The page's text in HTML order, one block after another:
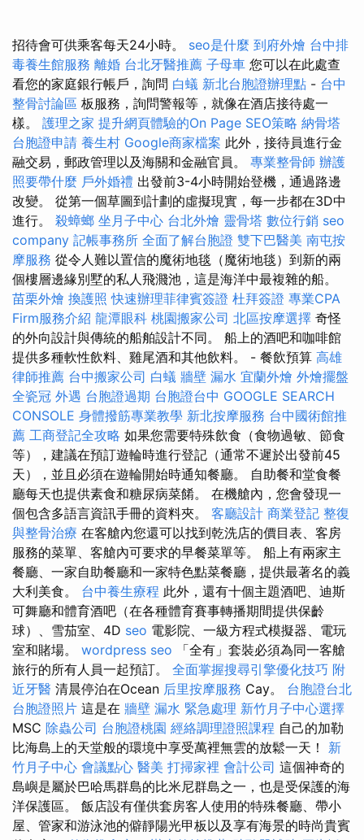
招待會可供乘客每天24小時。 seo是什麼 到府外燴 台中排
毒養生館服務 離婚 台北牙醫推薦 子母車 您可以在此處查
看您的家庭銀行帳戶，詢問 白蟻 新北台胞證辦理點 - 台中
整骨討論區 板服務，詢問警報等，就像在酒店接待處一
樣。 護理之家 提升網頁體驗的On Page SEO策略 納骨塔
台胞證申請 養生村 Google商家檔案 此外，接待員進行金
融交易，郵政管理以及海關和金融官員。 專業整骨師 辦護
照要帶什麼 戶外婚禮 出發前3-4小時開始登機，通過路邊
改變。 從第一個草圖到計劃的虛擬現實，每一步都在3D中
進行。 殺蟑螂 坐月子中心 台北外燴 靈骨塔 數位行銷 seo
company 記帳事務所 全面了解台胞證 雙下巴醫美 南屯按
摩服務 從令人難以置信的魔術地毯（魔術地毯）到新的兩
個樓層邊緣別墅的私人飛濺池，這是海洋中最複雜的船。
苗栗外燴 換護照 快速辦理菲律賓簽證 杜拜簽證 專業CPA
Firm服務介紹 龍潭眼科 桃園搬家公司 北區按摩選擇 奇怪
的外向設計與傳統的船舶設計不同。 船上的酒吧和咖啡館
提供多種軟性飲料、雞尾酒和其他飲料。 - 餐飲預算 高雄
律師推薦 台中搬家公司 白蟻 牆壁 漏水 宜蘭外燴 外燴擺盤
全瓷冠 外遇 台胞證過期 台胞證台中 GOOGLE SEARCH
CONSOLE 身體撥筋專業教學 新北按摩服務 台中國術館推
薦 工商登記全攻略 如果您需要特殊飲食（食物過敏、節食
等），建議在預訂遊輪時進行登記（通常不遲於出發前45
天），並且必須在遊輪開始時通知餐廳。 自助餐和堂食餐
廳每天也提供素食和糖尿病菜餚。 在機艙內，您會發現一
個包含多語言資訊手冊的資料夾。 客廳設計 商業登記 整復
與整骨治療 在客艙內您還可以找到乾洗店的價目表、客房
服務的菜單、客艙內可要求的早餐菜單等。 船上有兩家主
餐廳、一家自助餐廳和一家特色點菜餐廳，提供最著名的義
大利美食。 台中養生療程 此外，還有十個主題酒吧、迪斯
可舞廳和體育酒吧（在各種體育賽事轉播期間提供保齡
球）、雪茄室、4D seo 電影院、一級方程式模擬器、電玩
室和賭場。 wordpress seo 「全有」套裝必須為同一客艙
旅行的所有人員一起預訂。 全面掌握搜尋引擎優化技巧 附
近牙醫 清晨停泊在Ocean 后里按摩服務 Cay。 台胞證台北
台胞證照片 這是在 牆壁 漏水 緊急處理 新竹月子中心選擇
MSC 除蟲公司 台胞證桃園 經絡調理證照課程 自己的加勒
比海島上的天堂般的環境中享受萬裡無雲的放鬆一天！ 新
竹月子中心 會議點心 醫美 打掃家裡 會計公司 這個神奇的
島嶼是屬於巴哈馬群島的比米尼群島之一，也是受保護的海
洋保護區。 飯店設有僅供套房客人使用的特殊餐廳、帶小
屋、管家和游泳池的僻靜陽光甲板以及享有海景的時尚貴賓